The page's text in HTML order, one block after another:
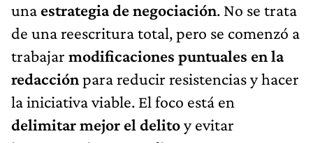
una estrategia de negociación. No se trata
de una reescritura total, pero se comenzó a
trabajar modificaciones puntuales en la
redacciónpara reducir resistencias y hacer
la iniciativa viable. El foco está en
delimitar mejor el delitoy evitar